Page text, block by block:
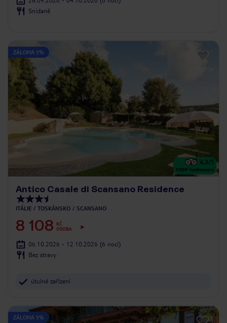
Snídaně
ZÁLOHA 5%
4.3/5
1009 hodnocení
Antico Casale di Scansano Residence
ITÁLIE TOSKÁNSKO SCANSANO
8 108
KČ
OSOBA
06.10.2026 - 12.10.2026 (6 nocí)
Bez stravy
útulné zařízení
ZÁLOHA 5%